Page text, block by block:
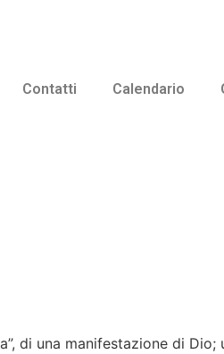
Contatti Calendario
di una manifestazione di Dio;